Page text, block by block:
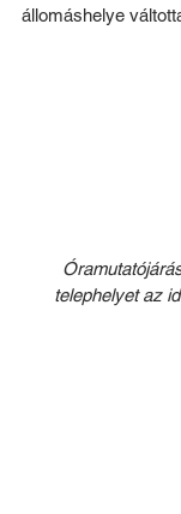
állomáshelye
telephelyet az